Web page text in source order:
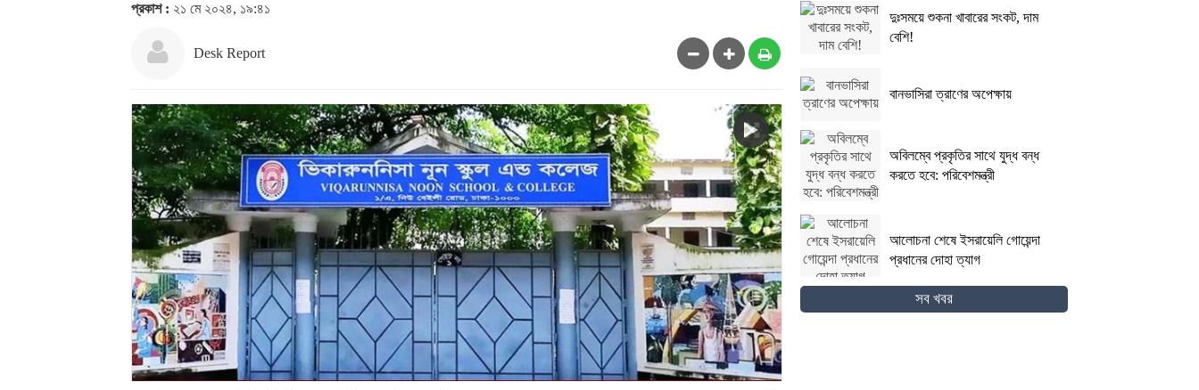
প্রকাশ : ২১ মে ২০২৪, ১৯:৪১
Desk Report
দুঃসময়ে শুকনা খাবারের সংকট, দাম
বেশি!
বানভাসিরা ত্রাণের অপেক্ষায়
অবিলম্বে প্রকৃতির সাথে যুদ্ধ বন্ধ
করতে হবে: পরিবেশমন্ত্রী
আলোচনা শেষে ইসরায়েলি গোয়েন্দা
প্রধানের দোহা ত্যাগ
সব খবর